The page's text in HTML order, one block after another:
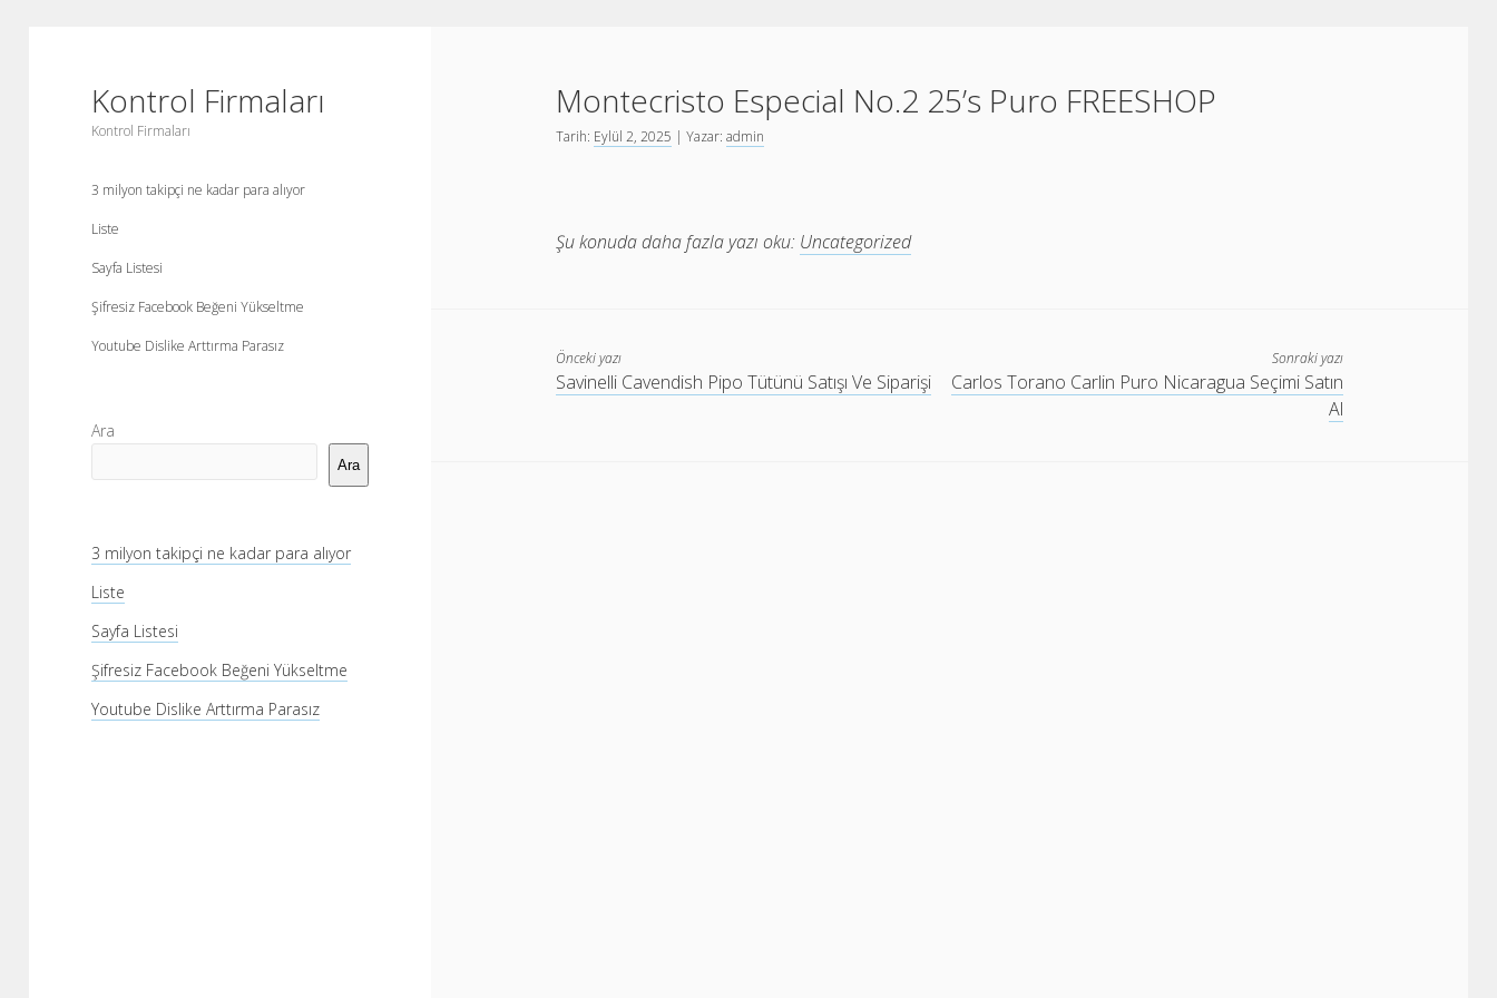
Kontrol Firmaları
Kontrol Firmaları
3 milyon takipçi ne kadar para alıyor
Liste
Sayfa Listesi
Şifresiz Facebook Beğeni Yükseltme
Youtube Dislike Arttırma Parasız
Yan
Menü
Ara
Ara
3 milyon takipçi ne kadar para alıyor
Liste
Sayfa Listesi
Şifresiz Facebook Beğeni Yükseltme
Youtube Dislike Arttırma Parasız
Montecristo Especial No.2 25’s Puro FREESHOP
Tarih: Eylül 2, 2025 | Yazar:admin
Şu konuda daha fazla yazı oku: Uncategorized
Önceki yazı
Savinelli Cavendish Pipo Tütünü Satışı Ve Siparişi
Sonraki yazı
Carlos Torano Carlin Puro Nicaragua Seçimi Satın
Al